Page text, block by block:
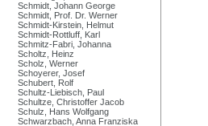
Schmidt, Johann George
Schmidt, Prof. Dr. Werner
Schmidt-Kirstein, Helmut
Schmidt-Rottluff, Karl
Schmitz-Fabri, Johanna
Scholtz, Heinz
Scholz, Werner
Schoyerer, Josef
Schubert, Rolf
Schultz-Liebisch, Paul
Schultze, Christoffer Jacob
Schulz, Hans Wolfgang
Schwarzbach, Anna Franziska